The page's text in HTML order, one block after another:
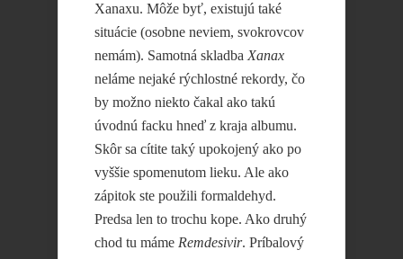
Xanaxu. Môže byť, existujú také
situácie (osobne neviem, svokrovcov
nemám). Samotná skladba Xanax
neláme nejaké rýchlostné rekordy, čo
by možno niekto čakal ako takú
úvodnú facku hneď z kraja albumu.
Skôr sa cítite taký upokojený ako po
vyššie spomenutom lieku. Ale ako
zápitok ste použili formaldehyd.
Predsa len to trochu kope. Ako druhý
chod tu máme Remdesivir. Príbalový